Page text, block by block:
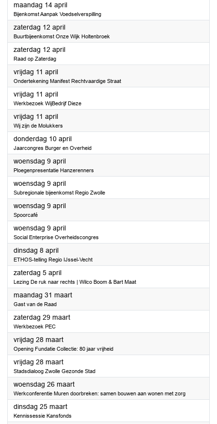
maandag 14 april2025
Bijenkomst Aanpak Voedselverspilling
zaterdag 12 april2025
Buurtbijeenkomst Onze Wijk Holtenbroek
zaterdag 12 april2025
Raad op Zaterdag
vrijdag 11 april2025
Ondertekening Manifest Rechtvaardige Straat
vrijdag 11 april2025
Werkbezoek WijBedrijf Dieze
vrijdag 11 april2025
Wij zijn de Molukkers
donderdag 10 april2025
Jaarcongres Burger en Overheid
woensdag 9 april2025
Ploegenpresentatie Hanzerenners
woensdag 9 april2025
Subregionale bijeenkomst Regio Zwolle
woensdag 9 april2025
Spoorcafé
woensdag 9 april2025
Social Enterprise Overheidscongres
dinsdag 8 april2025
ETHOS-telling Regio IJssel-Vecht
zaterdag 5 april2025
Lezing De ruk naar rechts | Wilco Boom & Bart Maat
maandag 31 maart2025
Gast van de Raad
zaterdag 29 maart2025
Werkbezoek PEC
vrijdag 28 maart2025
Opening Fundatie Collectie: 80 jaar vrijheid
vrijdag 28 maart2025
Stadsdialoog Zwolle Gezonde Stad
woensdag 26 maart2025
Werkconferentie Muren doorbreken: samen bouwen aan wonen met zorg
dinsdag 25 maart2025
Kennissessie Kansfonds